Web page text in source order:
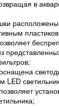
в
расположены
LED